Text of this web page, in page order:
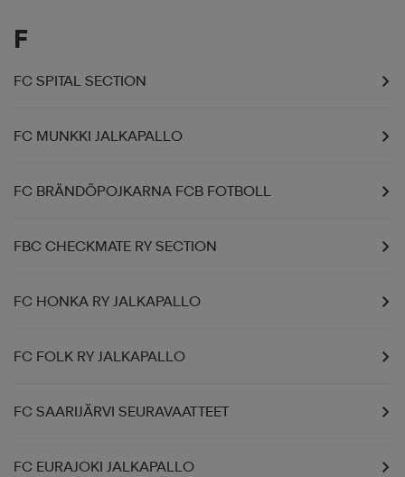
F
FC SPITAL SECTION
FC MUNKKI JALKAPALLO
FC BRÄNDÖPOJKARNA FCB FOTBOLL
FBC CHECKMATE RY SECTION
FC HONKA RY JALKAPALLO
FC FOLK RY JALKAPALLO
FC SAARIJÄRVI SEURAVAATTEET
FC EURAJOKI JALKAPALLO